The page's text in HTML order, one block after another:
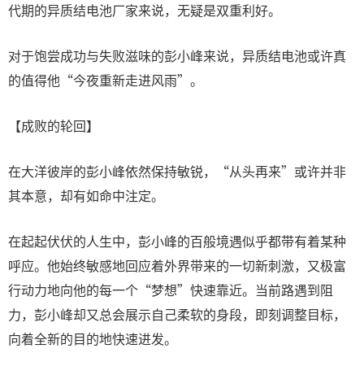
代期的异质结电池厂家来说，无疑是双重利好。
对于饱尝成功与失败滋味的彭小峰来说，异质结电池或许真
的值得他“今夜重新走进风雨”。
【成败的轮回】
在大洋彼岸的彭小峰依然保持敏锐，“从头再来”或许并非
其本意，却有如命中注定。
在起起伏伏的人生中，彭小峰的百般境遇似乎都带有着某种
呼应。他始终敏感地回应着外界带来的一切新刺激，又极富
行动力地向他的每一个“梦想”快速靠近。当前路遇到阻
力，彭小峰却又总会展示自己柔软的身段，即刻调整目标，
向着全新的目的地快速进发。